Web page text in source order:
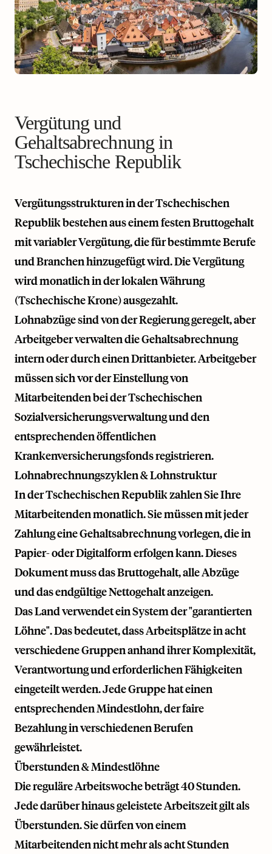
Vergütung und
Gehaltsabrechnung in
Tschechische Republik
Vergütungsstrukturen in der Tschechischen
Republik bestehen aus einem festen Bruttogehalt
mit variabler Vergütung, die für bestimmte Berufe
und Branchen hinzugefügt wird. Die Vergütung
wird monatlich in der lokalen Währung
(Tschechische Krone) ausgezahlt.
Lohnabzüge sind von der Regierung geregelt, aber
Arbeitgeber verwalten die Gehaltsabrechnung
intern oder durch einen Drittanbieter. Arbeitgeber
müssen sich vor der Einstellung von
Mitarbeitenden bei der Tschechischen
Sozialversicherungsverwaltung und den
entsprechenden öffentlichen
Krankenversicherungsfonds registrieren.
Lohnabrechnungszyklen & Lohnstruktur
In der Tschechischen Republik zahlen Sie Ihre
Mitarbeitenden monatlich. Sie müssen mit jeder
Zahlung eine Gehaltsabrechnung vorlegen, die in
Papier- oder Digitalform erfolgen kann. Dieses
Dokument muss das Bruttogehalt, alle Abzüge
und das endgültige Nettogehalt anzeigen.
Das Land verwendet ein System der "garantierten
Löhne". Das bedeutet, dass Arbeitsplätze in acht
verschiedene Gruppen anhand ihrer Komplexität,
Verantwortung und erforderlichen Fähigkeiten
eingeteilt werden. Jede Gruppe hat einen
entsprechenden Mindestlohn, der faire
Bezahlung in verschiedenen Berufen
gewährleistet.
Überstunden & Mindestlöhne
Die reguläre Arbeitswoche beträgt 40 Stunden.
Jede darüber hinaus geleistete Arbeitszeit gilt als
Überstunden. Sie dürfen von einem
Mitarbeitenden nicht mehr als acht Stunden